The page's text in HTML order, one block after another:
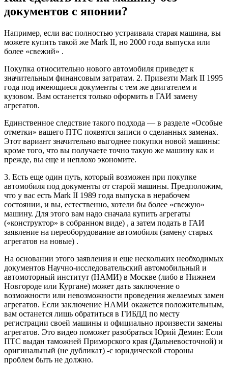
документов с японии?
Например, если вас полностью устраивала старая машина, вы
можете купить такой же Mark II, но 2000 года выпуска или
более «свежий» .
Покупка относительно нового автомобиля приведет к
значительным финансовым затратам. 2. Привезти Mark II 1995
года под имеющиеся документы с тем же двигателем и
кузовом. Вам останется только оформить в ГАИ замену
агрегатов.
Единственное следствие такого подхода — в разделе «Особые
отметки» вашего ПТС появятся записи о сделанных заменах.
Этот вариант значительно выгоднее покупки новой машины:
кроме того, что вы получаете точно такую же машину как и
прежде, вы еще и неплохо экономите.
3. Есть еще один путь, который возможен при покупке
автомобиля под документы от старой машины. Предположим,
что у вас есть Mark II 1989 года выпуска в нерабочем
состоянии, и вы, естественно, хотели бы более «свежую»
машину. Для этого вам надо сначала купить агрегаты
(«конструктор» в собранном виде) , а затем подать в ГАИ
заявление на переоборудование автомобиля (замену старых
агрегатов на новые) .
На основании этого заявления и еще нескольких необходимых
документов Научно-исследовательский автомобильный и
автомоторный институт (НАМИ) в Москве (либо в Нижнем
Новгороде или Кургане) может дать заключение о
возможности или невозможности проведения желаемых замен
агрегатов. Если заключение НАМИ окажется положительным,
вам останется лишь обратиться в ГИБДД по месту
регистрации своей машины и официально произвести замены
агрегатов. Это видео поможет разобраться Юрий Демин: Если
ПТС выдан таможней Приморского края (Дальневосточной) и
оригинальный (не дубликат) -с юридической стороны
проблем быть не должно.